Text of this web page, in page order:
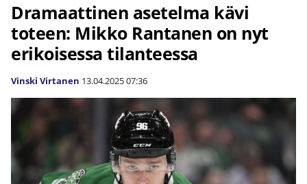
Dramaattinen asetelma kävi
toteen: Mikko Rantanen on nyt
erikoisessa tilanteessa
Vinski Virtanen 13.04.202507:36